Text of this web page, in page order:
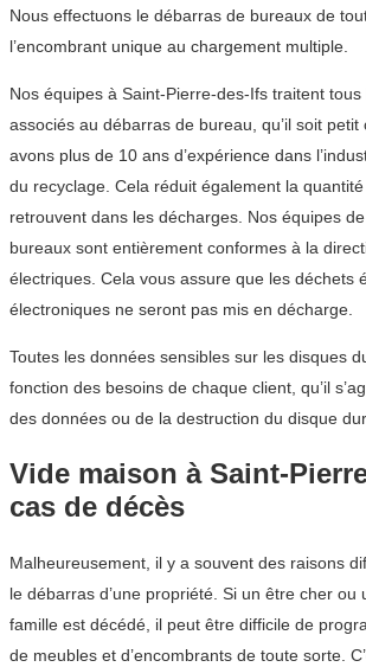
Nous effectuons le débarras de bureaux de
l’encombrant unique au chargement multiple.
Nos équipes à Saint-Pierre-des-Ifs traitent
associés au débarras de bureau, qu’il soit
avons plus de 10 ans d’expérience dans
du recyclage. Cela réduit également la
retrouvent dans les décharges. Nos équipes
bureaux sont entièrement conformes à la
électriques. Cela vous assure que les déchets
électroniques ne seront pas mis en décharge.
Toutes les données sensibles sur les disques
fonction des besoins de chaque client, qu’il
des données ou de la destruction du disque
Vide maison à Saint-
cas de décès
Malheureusement, il y a souvent des raisons
le débarras d’une propriété. Si un être cher ou
famille est décédé, il peut être difficile de
de meubles et d’encombrants de toute sorte.